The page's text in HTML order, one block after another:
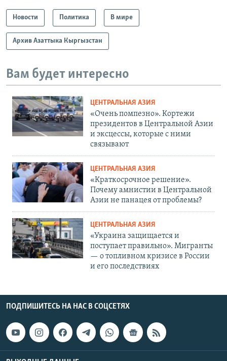
Новости Политика В мире
Архив Азаттыка Кыргызстан
Вам будет интересно
ЦЕНТРАЛЬНАЯ АЗИЯ
«Очень помпезно». Кортежи
президентов в Центральной Азии
и эксцессы, которые с ними
связывают
ЦЕНТРАЛЬНАЯ АЗИЯ
«Краткосрочное решение».
Почему амнистии в Центральной
Азии не панацея от проблемы?
ЦЕНТРАЛЬНАЯ АЗИЯ
«Украина защищается и
поступает правильно». Мигранты
— о топливном кризисе в России
и его последствиях
ПОДПИШИТЕСЬ НА НАС В СОЦСЕТЯХ